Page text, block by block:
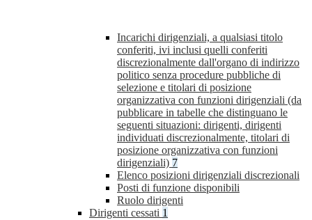
Incarichi dirigenziali, a qualsiasi titolo
conferiti, ivi inclusi quelli conferiti
discrezionalmente dall'organo di indirizzo
politico senza procedure pubbliche di
selezione e titolari di posizione
organizzativa con funzioni dirigenziali (da
pubblicare in tabelle che distinguano le
seguenti situazioni: dirigenti, dirigenti
individuati discrezionalmente, titolari di
posizione organizzativa con funzioni
dirigenziali) 7
Elenco posizioni dirigenziali discrezionali
Posti di funzione disponibili
Ruolo dirigenti
Dirigenti cessati 1